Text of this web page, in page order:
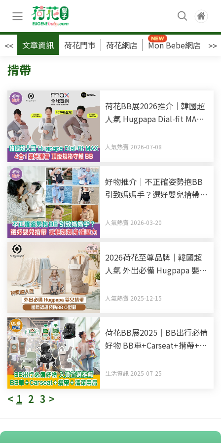
<< 文章資訊 荷花門市 荷花網店 Mon Bebe網店 >>
揹帶
荷花BB展2026推介｜韓國超
人氣 Hugpapa Dial-fit MAX 4
BB
人氣熱賣 2026-07-08
好物推介｜不正確姿勢抱BB
引致媽媽手？選好嬰兒揹帶
人氣熱賣 2026-03-20
2026荷花至尊品牌｜韓國超
人氣 外出必備 Hugpapa 嬰兒
人氣熱賣 2025-12-15
荷花BB展2025｜BB出行必備
好物 BB車+Carseat+揹帶+清
生活資訊 2025-07-25
< 1 2 3 >